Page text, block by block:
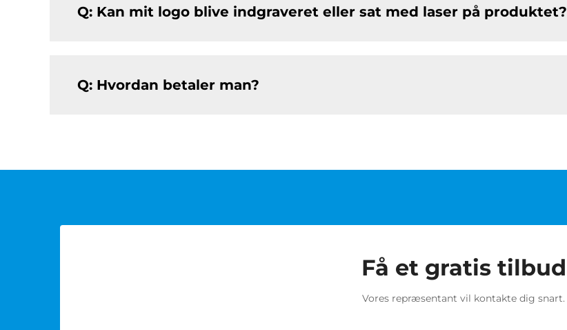
Q: Kan mit logo blive indgraveret eller sat med laser på produktet?
Q: Hvordan betaler man?
Få et gratis tilbud
Vores repræsentant vil kontakte dig snart.